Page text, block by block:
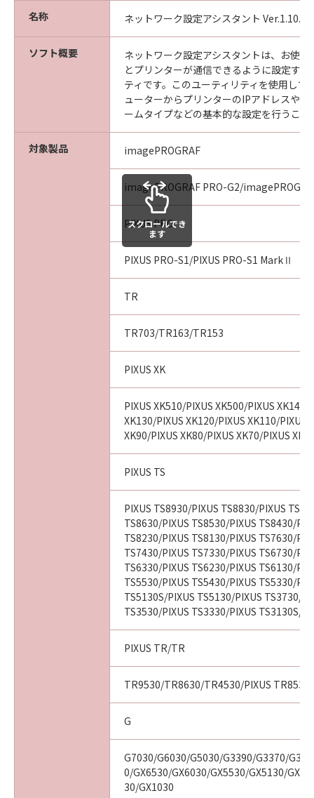
名称 ネットワーク設定アシスタント Ver.1.10.0
ソフト概要
ネットワーク設定アシスタントは、お使
とプリンターが通信できるように設定す
ティです。このユーティリティを使用して
ューターからプリンターのIPアドレスや
ームタイプなどの基本的な設定を行うこと
対象製品 imagePROGRAF
imagePROGRAF PRO-G2/
PIXUS PRO
PIXUS PRO-S1/PIXUS PRO-S1 MarkⅡ
TR
TR703/TR163/TR153
PIXUS XK
PIXUS XK510/PIXUS XK500/PIXUS XK140/
XK130/PIXUS XK120/PIXUS XK110/PIXUS
XK90/PIXUS XK80/PIXUS XK70/PIXUS
PIXUS TS
PIXUS TS8930/PIXUS TS8830/PIXUS
TS8630/PIXUS TS8530/PIXUS TS8430/
TS8230/PIXUS TS8130/PIXUS TS7630/
TS7430/PIXUS TS7330/PIXUS TS6730/
TS6330/PIXUS TS6230/PIXUS TS6130/
TS5530/PIXUS TS5430/PIXUS TS5330/
TS5130S/PIXUS TS5130/PIXUS TS3730/
TS3530/PIXUS TS3330/PIXUS TS3130S/
PIXUS TR/TR
TR9530/TR8630/TR4530/PIXUS
G
G7030/G6030/G5030/G3390/G3370/
0/GX6530/GX6030/GX5530/GX5130/
30/GX1030
スクロールでき
ます